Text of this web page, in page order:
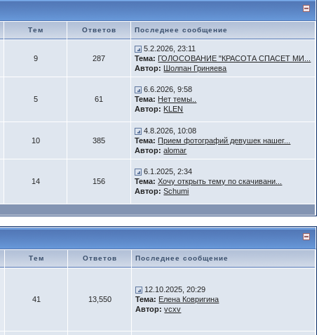
Тем Ответов Последнее сообщение
9 287
5.2.2026, 23:11
Тема: ГОЛОСОВАНИЕ "КРАСОТА СПАСЕТ МИ...
Автор:
Шолпан Гриняева
5 61
6.6.2026, 9:58
Тема: Нет темы..
Автор: KLEN
10 385
4.8.2026, 10:08
Тема: Прием фотографий девушек нашег...
Автор: alomar
14 156
6.1.2025, 2:34
Тема: Хочу открыть тему по скачивани...
Автор: Schumi
Тем Ответов Последнее сообщение
41 13,550
12.10.2025, 20:29
Тема: Елена Ковригина
Автор: vcxv